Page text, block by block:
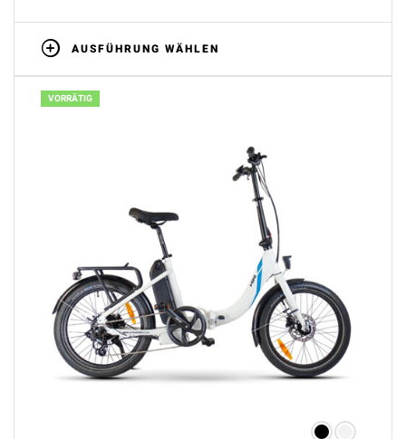
AUSFÜHRUNG WÄHLEN
VORRÄTIG